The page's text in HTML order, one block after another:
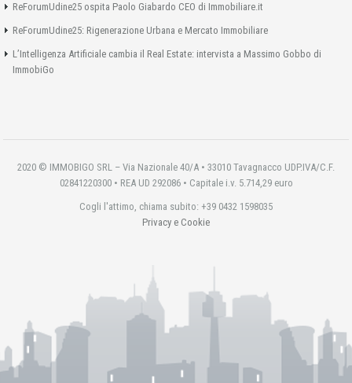
ReForumUdine25 ospita Paolo Giabardo CEO di Immobiliare.it
ReForumUdine25: Rigenerazione Urbana e Mercato Immobiliare
L’Intelligenza Artificiale cambia il Real Estate: intervista a Massimo Gobbo di
ImmobiGo
2020 © IMMOBIGO SRL – Via Nazionale 40/A • 33010 Tavagnacco UDP.IVA/C.F.
02841220300 • REA UD 292086 • Capitale i.v. 5.714,29 euro
Cogli l'attimo, chiama subito: +39 0432 1598035
Privacy e Cookie